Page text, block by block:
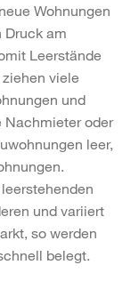
Wohnungen
Druck am
Leerstände
viele
und
Nachmieter oder
leer,
und variiert
so werden
belegt.